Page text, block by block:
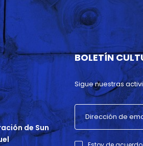
de Sun
BOLETÍN
Sigue nuestras